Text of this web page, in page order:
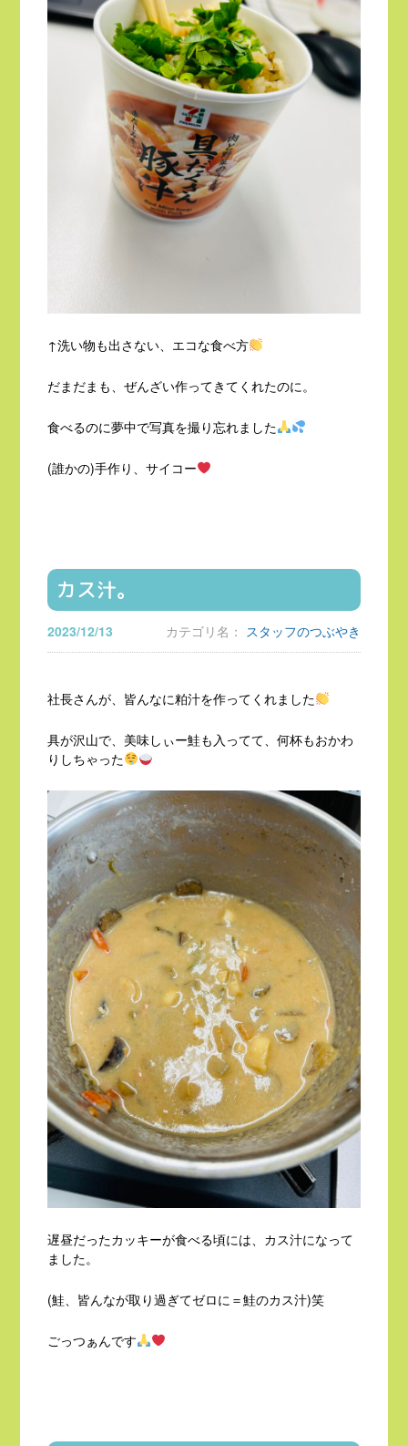
↑洗い物も出さない、エコな食べ方
だまだまも、ぜんざい作ってきてくれたのに。
食べるのに夢中で写真を撮り忘れました
(誰かの)手作り、サイコー
カス汁。
2023/12/13 カテゴリ名： スタッフのつぶやき
社長さんが、皆んなに粕汁を作ってくれました
具が沢山で、美味しぃー鮭も入ってて、何杯もおかわ
りしちゃった
遅昼だったカッキーが食べる頃には、カス汁になって
ました。
(鮭、皆んなが取り過ぎてゼロに＝鮭のカス汁)笑
ごっつぁんです